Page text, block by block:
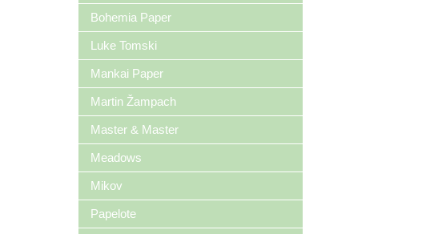
Bohemia Paper
Luke Tomski
Mankai Paper
Martin Žampach
Master & Master
Meadows
Mikov
Papelote